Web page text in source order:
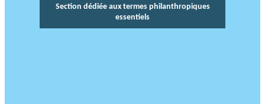
Section dédiée aux termes philanthropiques
essentiels